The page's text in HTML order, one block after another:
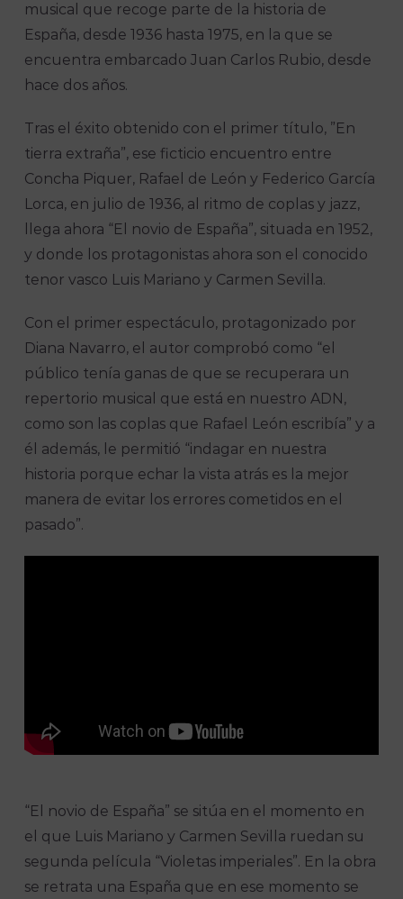
musical que recoge parte de la historia de
España, desde 1936 hasta 1975, en la que se
encuentra embarcado Juan Carlos Rubio, desde
hace dos años.
Tras el éxito obtenido con el primer título, ”En
tierra extraña”, ese ficticio encuentro entre
Concha Piquer, Rafael de León y Federico García
Lorca, en julio de 1936, al ritmo de coplas y jazz,
llega ahora “El novio de España”, situada en 1952,
y donde los protagonistas ahora son el conocido
tenor vasco Luis Mariano y Carmen Sevilla.
Con el primer espectáculo, protagonizado por
Diana Navarro, el autor comprobó como “el
público tenía ganas de que se recuperara un
repertorio musical que está en nuestro ADN,
como son las coplas que Rafael León escribía” y a
él además, le permitió “indagar en nuestra
historia porque echar la vista atrás es la mejor
manera de evitar los errores cometidos en el
pasado”.
“El novio de España” se sitúa en el momento en
el que Luis Mariano y Carmen Sevilla ruedan su
segunda película “Violetas imperiales”. En la obra
se retrata una España que en ese momento se